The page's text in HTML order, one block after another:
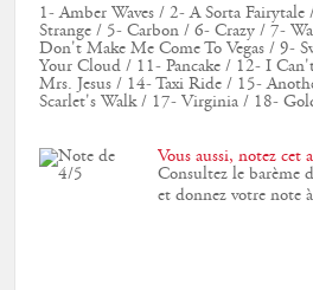
1- Amber Waves / 2- A Sorta
Strange / 5- Carbon / 6- Crazy / 7-
Don't Make Me Come To Vegas / 9-
Your Cloud / 11- Pancake / 12- I
Mrs. Jesus / 14- Taxi Ride / 15-
Scarlet's Walk / 17- Virginia / 18-
Vous aussi, notez cet
Consultez le barème
et donnez votre note